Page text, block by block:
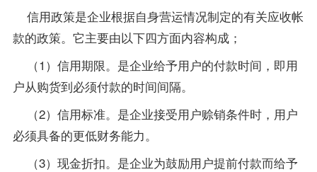
信用政策是企业根据自身营运情况制定的有关应收帐
款的政策。它主要由以下四方面内容构成；
（1）信用期限。是企业给予用户的付款时间，即用
户从购货到必须付款的时间间隔。
（2）信用标准。是企业接受用户赊销条件时，用户
必须具备的更低财务能力。
（3）现金折扣。是企业为鼓励用户提前付款而给予